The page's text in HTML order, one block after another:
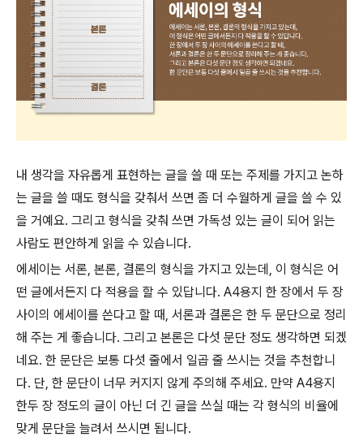
내 생각을 자유롭게 표현하는 글을 쓸 때 또는 주제를 가지고 논하
는 글을 쓸 때도 형식을 갖춰서 쓰면 좀 더 수월하게 글을 쓸 수 있
을 거예요. 그리고 형식을 갖춰 쓰면 가독성 있는 글이 되어 읽는
사람도 편안하게 읽을 수 있습니다.
에세이는 서론, 본론, 결론의 형식을 가지고 있는데, 이 형식은 어
떤 글에서든지 다 적용을 할 수 있답니다. A4용지 한 장에서 두 장
사이의 에세이를 쓴다고 할 때, 서론과 결론은 한 두 문단으로 정리
해 주는 게 좋습니다. 그리고 본론은 다섯 문단 정도 생각하면 되겠
네요. 한 문단은 보통 다섯 줄에서 일곱 줄 쓰시는 것을 추천합니
다. 단, 한 문단이 너무 커지지 않게 주의해 주세요. 만약 A4용지
한두 장 정도의 글이 아닌 더 긴 글을 쓰실 때는 각 형식의 비율에
맞게 문단을 늘려서 쓰시면 됩니다.